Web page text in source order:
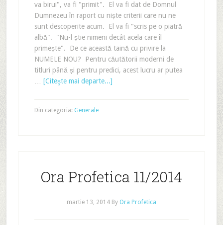
va birui", va fi "primit". El va fi dat de Domnul
Dumnezeu în raport cu niște criterii care nu ne
sunt descoperite acum. El va fi "scris pe o piatră
albă". "Nu-l știe nimeni decât acela care îl
primește". De ce această taină cu privire la
NUMELE NOU? Pentru căutătorii moderni de
titluri până și pentru predici, acest lucru ar putea
[Citeşte mai departe...]
Din categoria: Generale
Ora Profetica 11/2014
martie 13, 2014By Ora Profetica